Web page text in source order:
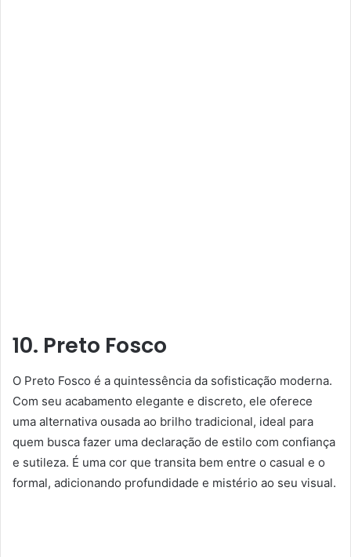
10. Preto Fosco
O Preto Fosco é a quintessência da sofisticação moderna.
Com seu acabamento elegante e discreto, ele oferece
uma alternativa ousada ao brilho tradicional, ideal para
quem busca fazer uma declaração de estilo com confiança
e sutileza. É uma cor que transita bem entre o casual e o
formal, adicionando profundidade e mistério ao seu visual.